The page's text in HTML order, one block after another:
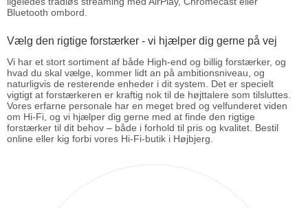
Bluetooth ombord.
Vælg den rigtige forstærker - vi hjælper dig gerne på vej
Vi har et stort sortiment af både High-end og billig forstærker, og
hvad du skal vælge, kommer lidt an på ambitionsniveau, og
naturligvis de resterende enheder i dit system. Det er specielt
vigtigt at forstærkeren er kraftig nok til de højttalere som tilsluttes.
Vores erfarne personale har en meget bred og velfunderet viden
om Hi-Fi, og vi hjælper dig gerne med at finde den rigtige
forstærker til dit behov – både i forhold til pris og kvalitet. Bestil
online eller kig forbi vores Hi-Fi-butik i Højbjerg.